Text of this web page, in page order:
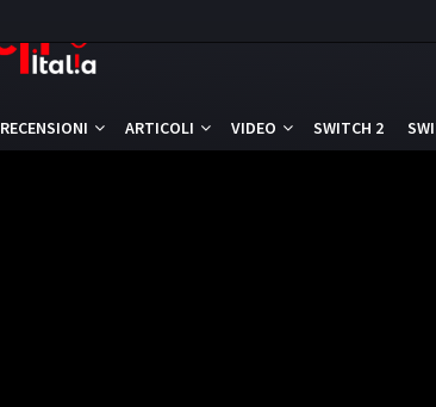
RECENSIONI ARTICOLI VIDEO SWITCH 2